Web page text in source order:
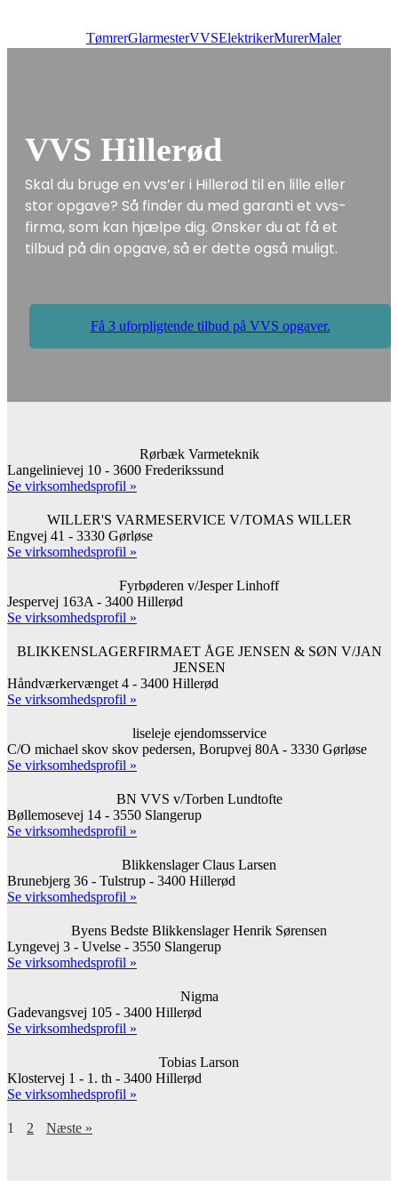
TømrerGlarmesterVVSElektrikerMurerMaler
VVS Hillerød
Skal du bruge en vvs’er i Hillerød til en lille eller
stor opgave? Så finder du med garanti et vvs-
firma, som kan hjælpe dig. Ønsker du at få et
tilbud på din opgave, så er dette også muligt.
Få 3 uforpligtende tilbud på VVS opgaver.
Rørbæk Varmeteknik
Langelinievej 10 - 3600 Frederikssund
Se virksomhedsprofil »
WILLER'S VARMESERVICE V/TOMAS WILLER
Engvej 41 - 3330 Gørløse
Se virksomhedsprofil »
Fyrbøderen v/Jesper Linhoff
Jespervej 163A - 3400 Hillerød
Se virksomhedsprofil »
BLIKKENSLAGERFIRMAET ÅGE JENSEN & SØN V/JAN
JENSEN
Håndværkervænget 4 - 3400 Hillerød
Se virksomhedsprofil »
liseleje ejendomsservice
C/O michael skov skov pedersen, Borupvej 80A - 3330 Gørløse
Se virksomhedsprofil »
BN VVS v/Torben Lundtofte
Bøllemosevej 14 - 3550 Slangerup
Se virksomhedsprofil »
Blikkenslager Claus Larsen
Brunebjerg 36 - Tulstrup - 3400 Hillerød
Se virksomhedsprofil »
Byens Bedste Blikkenslager Henrik Sørensen
Lyngevej 3 - Uvelse - 3550 Slangerup
Se virksomhedsprofil »
Nigma
Gadevangsvej 105 - 3400 Hillerød
Se virksomhedsprofil »
Tobias Larson
Klostervej 1 - 1. th - 3400 Hillerød
Se virksomhedsprofil »
1 2 Næste »